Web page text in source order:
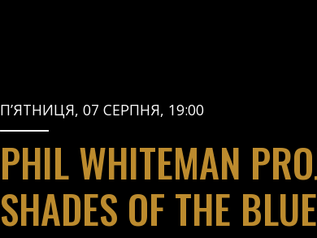
П’ЯТНИЦЯ, 07 СЕРПНЯ, 19:00
PHIL WHITEMAN
SHADES OF THE